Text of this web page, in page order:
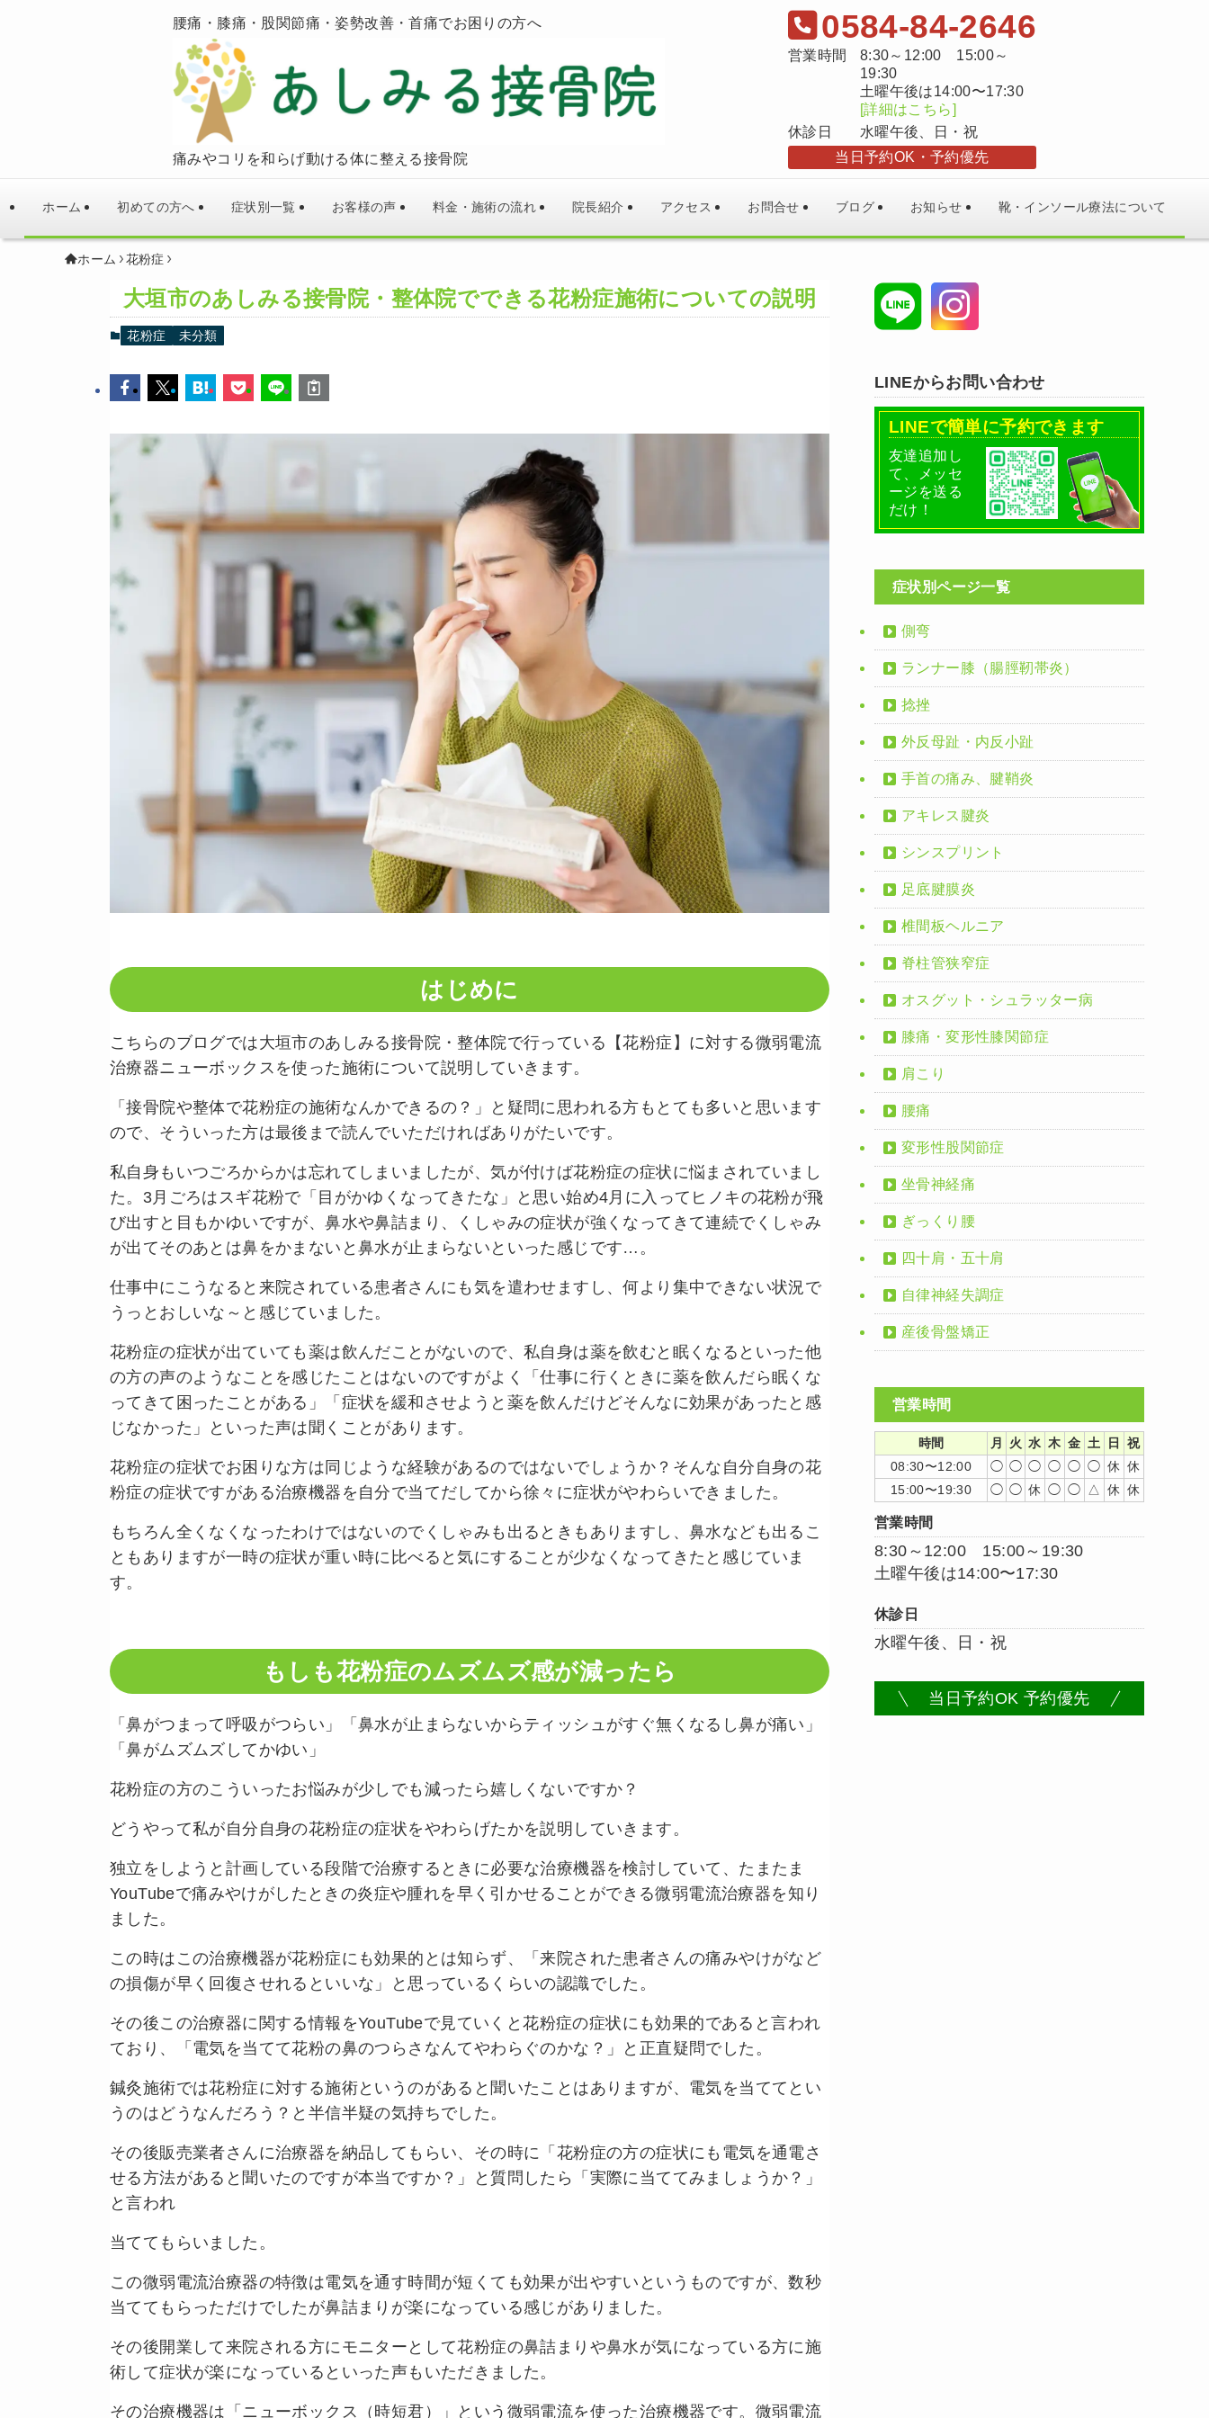
腰痛・膝痛・股関節痛・姿勢改善・首痛でお困りの方へ
痛みやコリを和らげ動ける体に整える接骨院
0584-84-2646
営業時間
8:30～12:00 15:00～
19:30
土曜午後は14:00〜17:30
[詳細はこちら]
休診日
水曜午後、日・祝
当日予約OK
予約優先
ホーム 初めての方へ 症状別一覧 お客様の声 料金・施術の流れ 院長紹介 アクセス お問合せ ブログ お知らせ 靴・インソール療法について
ホーム 花粉症
大垣市のあしみる接骨院・整体院でできる花粉症施術についての説明
花粉症 未分類
はじめに
こちらのブログでは大垣市のあしみる接骨院・整体院で行っている【花粉症】に対する微弱電流
治療器ニューボックスを使った施術について説明していきます。
「接骨院や整体で花粉症の施術なんかできるの？」と疑問に思われる方もとても多いと思います
ので、そういった方は最後まで読んでいただければありがたいです。
私自身もいつごろからかは忘れてしまいましたが、気が付けば花粉症の症状に悩まされていまし
た。3月ごろはスギ花粉で「目がかゆくなってきたな」と思い始め4月に入ってヒノキの花粉が飛
び出すと目もかゆいですが、鼻水や鼻詰まり、くしゃみの症状が強くなってきて連続でくしゃみ
が出てそのあとは鼻をかまないと鼻水が止まらないといった感じです…。
仕事中にこうなると来院されている患者さんにも気を遣わせますし、何より集中できない状況で
うっとおしいな～と感じていました。
花粉症の症状が出ていても薬は飲んだことがないので、私自身は薬を飲むと眠くなるといった他
の方の声のようなことを感じたことはないのですがよく「仕事に行くときに薬を飲んだら眠くな
ってきて困ったことがある」「症状を緩和させようと薬を飲んだけどそんなに効果があったと感
じなかった」といった声は聞くことがあります。
花粉症の症状でお困りな方は同じような経験があるのではないでしょうか？そんな自分自身の花
粉症の症状ですがある治療機器を自分で当てだしてから徐々に症状がやわらいできました。
もちろん全くなくなったわけではないのでくしゃみも出るときもありますし、鼻水なども出るこ
ともありますが一時の症状が重い時に比べると気にすることが少なくなってきたと感じていま
す。
もしも花粉症のムズムズ感が減ったら
「鼻がつまって呼吸がつらい」「鼻水が止まらないからティッシュがすぐ無くなるし鼻が痛い」
「鼻がムズムズしてかゆい」
花粉症の方のこういったお悩みが少しでも減ったら嬉しくないですか？
どうやって私が自分自身の花粉症の症状をやわらげたかを説明していきます。
独立をしようと計画している段階で治療するときに必要な治療機器を検討していて、たまたま
YouTubeで痛みやけがしたときの炎症や腫れを早く引かせることができる微弱電流治療器を知り
ました。
この時はこの治療機器が花粉症にも効果的とは知らず、「来院された患者さんの痛みやけがなど
の損傷が早く回復させれるといいな」と思っているくらいの認識でした。
その後この治療器に関する情報をYouTubeで見ていくと花粉症の症状にも効果的であると言われ
ており、「電気を当てて花粉の鼻のつらさなんてやわらぐのかな？」と正直疑問でした。
鍼灸施術では花粉症に対する施術というのがあると聞いたことはありますが、電気を当ててとい
うのはどうなんだろう？と半信半疑の気持ちでした。
その後販売業者さんに治療器を納品してもらい、その時に「花粉症の方の症状にも電気を通電さ
せる方法があると聞いたのですが本当ですか？」と質問したら「実際に当ててみましょうか？」
と言われ
当ててもらいました。
この微弱電流治療器の特徴は電気を通す時間が短くても効果が出やすいというものですが、数秒
当ててもらっただけでしたが鼻詰まりが楽になっている感じがありました。
その後開業して来院される方にモニターとして花粉症の鼻詰まりや鼻水が気になっている方に施
術して症状が楽になっているといった声もいただきました。
その治療機器は「ニューボックス（時短君）」という微弱電流を使った治療機器です。微弱電流
LINEからお問い合わせ
LINEで簡単に予約できます
友達追加し
て、メッセ
ージを送る
だけ！
症状別ページ一覧
側弯
ランナー膝（腸脛靭帯炎）
捻挫
外反母趾・内反小趾
手首の痛み、腱鞘炎
アキレス腱炎
シンスプリント
足底腱膜炎
椎間板ヘルニア
脊柱管狭窄症
オスグット・シュラッター病
膝痛・変形性膝関節症
肩こり
腰痛
変形性股関節症
坐骨神経痛
ぎっくり腰
四十肩・五十肩
自律神経失調症
産後骨盤矯正
営業時間
時間 月 火 水 木 金 土 日
祝
08:30〜12:00
◯ ◯ ◯ ◯ ◯ ◯ 休 休
15:00〜19:30
◯ ◯ 休 ◯ ◯ △ 休 休
営業時間
8:30～12:00 15:00～19:30
土曜午後は14:00〜17:30
休診日
水曜午後、日・祝
当日予約OK 予約優先